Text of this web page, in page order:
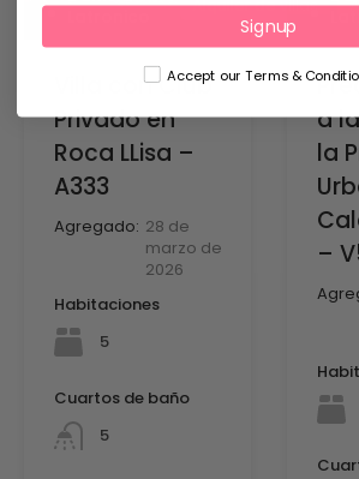
Alquiler de villas
Villa con Club
Privado en
Roca LLisa –
A333
Agregado: 28 de
marzo de
2026
Habitaciones
5
Cuartos de baño
5
a
la
–
Signup
Accept our Terms &